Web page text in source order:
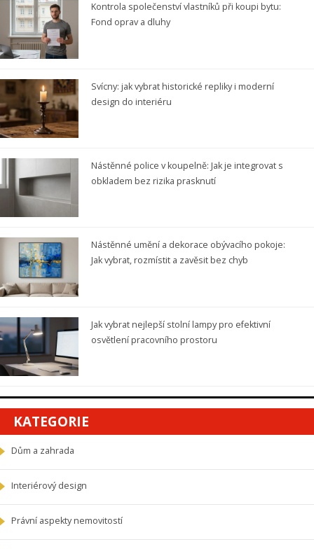
Kontrola společenství vlastníků při koupi bytu:
Fond oprav a dluhy
Svícny: jak vybrat historické repliky i moderní
design do interiéru
Nástěnné police v koupelně: Jak je integrovat s
obkladem bez rizika prasknutí
Nástěnné umění a dekorace obývacího pokoje:
Jak vybrat, rozmístit a zavěsit bez chyb
Jak vybrat nejlepší stolní lampy pro efektivní
osvětlení pracovního prostoru
KATEGORIE
Dům a zahrada
Interiérový design
Právní aspekty nemovitostí